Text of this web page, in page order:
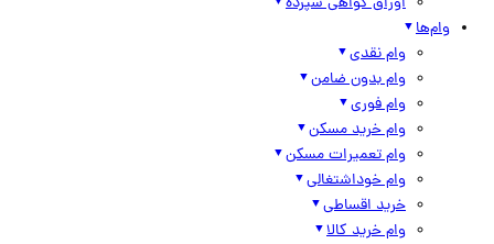
وام‌ها
وام نقدی
وام بدون ضامن
وام فوری
وام خرید مسکن
وام تعمیرات مسکن
وام خوداشتغالی
خرید اقساطی
وام خرید کالا